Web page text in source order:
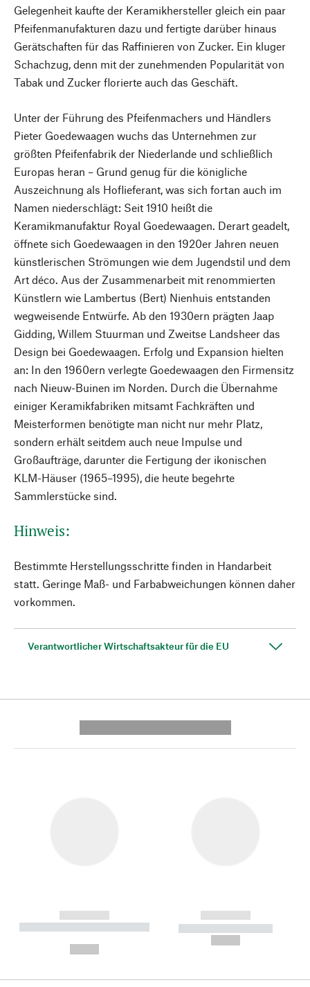
Gelegenheit kaufte der Keramikhersteller gleich ein paar
Pfeifenmanufakturen dazu und fertigte darüber hinaus
Gerätschaften für das Raffinieren von Zucker. Ein kluger
Schachzug, denn mit der zunehmenden Popularität von
Tabak und Zucker florierte auch das Geschäft.
Unter der Führung des Pfeifenmachers und Händlers
Pieter Goedewaagen wuchs das Unternehmen zur
größten Pfeifenfabrik der Niederlande und schließlich
Europas heran – Grund genug für die königliche
Auszeichnung als Hoflieferant, was sich fortan auch im
Namen niederschlägt: Seit 1910 heißt die
Keramikmanufaktur Royal Goedewaagen. Derart geadelt,
öffnete sich Goedewaagen in den 1920er Jahren neuen
künstlerischen Strömungen wie dem Jugendstil und dem
Art déco. Aus der Zusammenarbeit mit renommierten
Künstlern wie Lambertus (Bert) Nienhuis entstanden
wegweisende Entwürfe. Ab den 1930ern prägten Jaap
Gidding, Willem Stuurman und Zweitse Landsheer das
Design bei Goedewaagen. Erfolg und Expansion hielten
an: In den 1960ern verlegte Goedewaagen den Firmensitz
nach Nieuw-Buinen im Norden. Durch die Übernahme
einiger Keramikfabriken mitsamt Fachkräften und
Meisterformen benötigte man nicht nur mehr Platz,
sondern erhält seitdem auch neue Impulse und
Großaufträge, darunter die Fertigung der ikonischen
KLM-Häuser (1965–1995), die heute begehrte
Sammlerstücke sind.
Hinweis:
Bestimmte Herstellungsschritte finden in Handarbeit
statt. Geringe Maß- und Farbabweichungen können daher
vorkommen.
Verantwortlicher Wirtschaftsakteur für die EU
------------
----------- ----------- --------
------------
----------- -----------